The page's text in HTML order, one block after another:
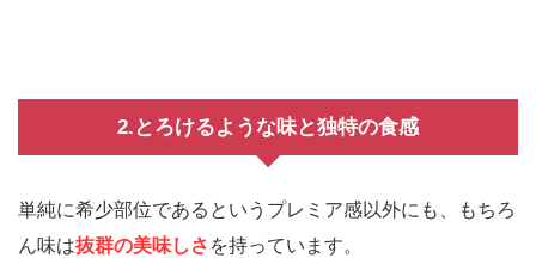
2.とろけるような味と独特の食感
単純に希少部位であるというプレミア感以外にも、もちろ
ん味は抜群の美味しさ を持っています。